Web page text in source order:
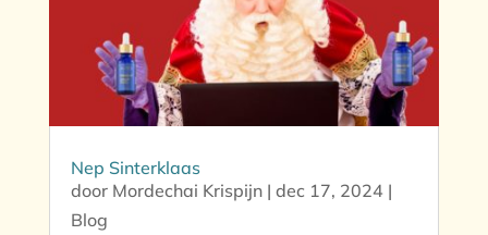
Nep Sinterklaas
door Mordechai Krispijn| dec 17, 2024 |
Blog